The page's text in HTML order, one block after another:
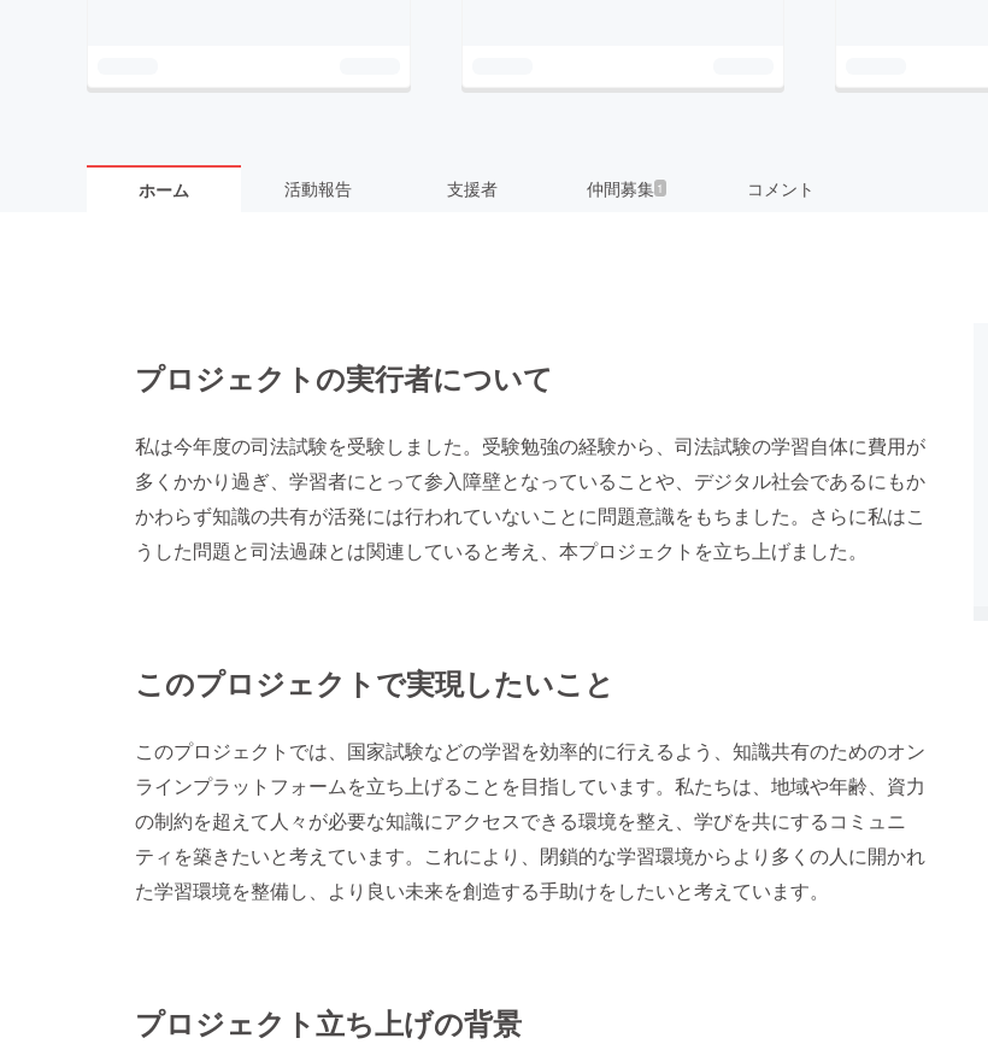
ホーム 活動報告 支援者 仲間募集 1 コメント
プロジェクトの実行者について
私は今年度の司法試験を受験しました。受験勉強の経験から、司法試験の学習自体に費用が
多くかかり過ぎ、学習者にとって参入障壁となっていることや、デジタル社会であるにもか
かわらず知識の共有が活発には行われていないことに問題意識をもちました。さらに私はこ
うした問題と司法過疎とは関連していると考え、本プロジェクトを立ち上げました。
このプロジェクトで実現したいこと
このプロジェクトでは、国家試験などの学習を効率的に行えるよう、知識共有のためのオン
ラインプラットフォームを立ち上げることを目指しています。私たちは、地域や年齢、資力
の制約を超えて人々が必要な知識にアクセスできる環境を整え、学びを共にするコミュニ
ティを築きたいと考えています。これにより、閉鎖的な学習環境からより多くの人に開かれ
た学習環境を整備し、より良い未来を創造する手助けをしたいと考えています。
プロジェクト立ち上げの背景